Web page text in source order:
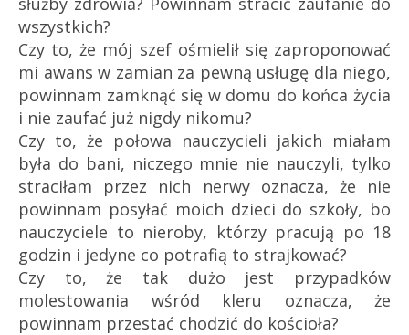
wszystkich?
Czy to, że mój szef ośmielił się zaproponować
mi awans w zamian za pewną usługę dla niego,
powinnam zamknąć się w domu do końca życia
i nie zaufać już nigdy nikomu?
Czy to, że połowa nauczycieli jakich miałam
była do bani, niczego mnie nie nauczyli, tylko
straciłam przez nich nerwy oznacza, że nie
powinnam posyłać moich dzieci do szkoły, bo
nauczyciele to nieroby, którzy pracują po 18
godzin i jedyne co potrafią to strajkować?
Czy to, że tak dużo jest przypadków
molestowania wśród kleru oznacza, że
powinnam przestać chodzić do kościoła?